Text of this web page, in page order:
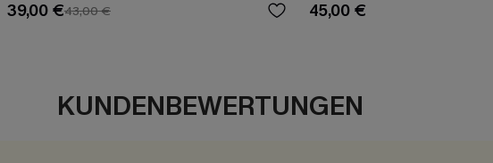
39,00 €43,00 € 45,00 €
KUNDENBEWERTUNGEN